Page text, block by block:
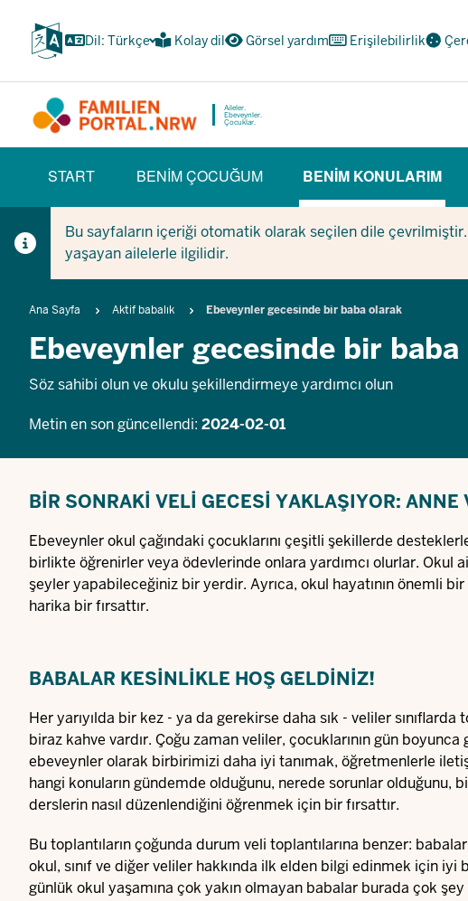
içeriğe
Dil: Türkçe Kolay dil Görsel yardım Erişilebilirlik
Aileler.
Ebeveynler.
Çocuklar.
(BÜRGERBEREICH)
START BENIM ÇOCUĞUM
BENIM KONULARIM
(CURRENT
Bu sayfaların içeriği otomatik olarak seçilen dile
yaşayan ailelerle ilgilidir.
Breadcrumb
Ana Sayfa Aktif babalık Ebeveynler gecesinde bir baba olarak
Ebeveynler gecesinde bir
Söz sahibi olun ve okulu şekillendirmeye yardımcı olun
Metin en son güncellendi: 2024-02-01
BIR SONRAKI VELI GECESI YAKLAŞIYOR:
Ebeveynler okul çağındaki çocuklarını çeşitli şekillerde
birlikte öğrenirler veya ödevlerinde onlara yardımcı olurlar.
şeyler yapabileceğiniz bir yerdir. Ayrıca, okul hayatının önemli
harika bir fırsattır.
BABALAR KESINLIKLE HOŞ GELDINIZ!
Her yarıyılda bir kez - ya da gerekirse daha sık - veliler
biraz kahve vardır. Çoğu zaman veliler, çocuklarının gün
ebeveynler olarak birbirimizi daha iyi tanımak, öğretmenlerle
hangi konuların gündemde olduğunu, nerede sorunlar
derslerin nasıl düzenlendiğini öğrenmek için bir fırsattır.
Bu toplantıların çoğunda durum veli toplantılarına benzer:
okul, sınıf ve diğer veliler hakkında ilk elden bilgi edinmek için iyi
günlük okul yaşamına çok yakın olmayan babalar burada çok